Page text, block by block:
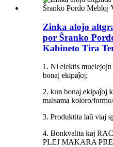
Zinka alojo
por Ŝranko
Kabineto Tira
1. Ni elektis
bonaj ekipaĵoj;
2. kun bonaj ekipaĵoj
malsama koloro/
3. Produktita laŭ viaj
4. Bonkvalita kaj
PLEJ MAKARA